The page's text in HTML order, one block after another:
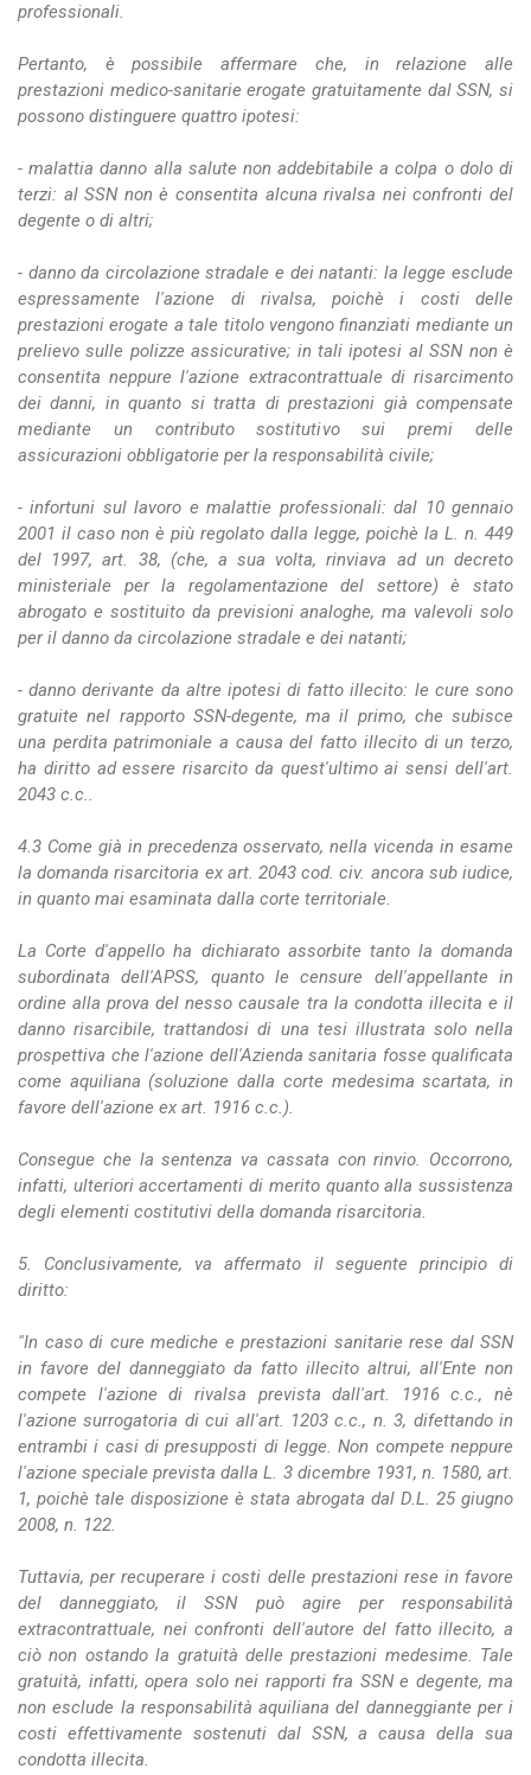
professionali.
Pertanto, è possibile affermare che, in relazione alle
prestazioni medico-sanitarie erogate gratuitamente dal SSN, si
possono distinguere quattro ipotesi:
- malattia danno alla salute non addebitabile a colpa o dolo di
terzi: al SSN non è consentita alcuna rivalsa nei confronti del
degente o di altri;
- danno da circolazione stradale e dei natanti: la legge esclude
espressamente l'azione di rivalsa, poichè i costi delle
prestazioni erogate a tale titolo vengono finanziati mediante un
prelievo sulle polizze assicurative; in tali ipotesi al SSN non è
consentita neppure l'azione extracontrattuale di risarcimento
dei danni, in quanto si tratta di prestazioni già compensate
mediante un contributo sostitutivo sui premi delle
assicurazioni obbligatorie per la responsabilità civile;
- infortuni sul lavoro e malattie professionali: dal 10 gennaio
2001 il caso non è più regolato dalla legge, poichè la L. n. 449
del 1997, art. 38, (che, a sua volta, rinviava ad un decreto
ministeriale per la regolamentazione del settore) è stato
abrogato e sostituito da previsioni analoghe, ma valevoli solo
per il danno da circolazione stradale e dei natanti;
- danno derivante da altre ipotesi di fatto illecito: le cure sono
gratuite nel rapporto SSN-degente, ma il primo, che subisce
una perdita patrimoniale a causa del fatto illecito di un terzo,
ha diritto ad essere risarcito da quest'ultimo ai sensi dell'art.
2043 c.c..
4.3 Come già in precedenza osservato, nella vicenda in esame
la domanda risarcitoria ex art. 2043 cod. civ. ancora sub iudice,
in quanto mai esaminata dalla corte territoriale.
La Corte d'appello ha dichiarato assorbite tanto la domanda
subordinata dell'APSS, quanto le censure dell'appellante in
ordine alla prova del nesso causale tra la condotta illecita e il
danno risarcibile, trattandosi di una tesi illustrata solo nella
prospettiva che l'azione dell'Azienda sanitaria fosse qualificata
come aquiliana (soluzione dalla corte medesima scartata, in
favore dell'azione ex art. 1916 c.c.).
Consegue che la sentenza va cassata con rinvio. Occorrono,
infatti, ulteriori accertamenti di merito quanto alla sussistenza
degli elementi costitutivi della domanda risarcitoria.
5. Conclusivamente, va affermato il seguente principio di
diritto:
"In caso di cure mediche e prestazioni sanitarie rese dal SSN
in favore del danneggiato da fatto illecito altrui, all'Ente non
compete l'azione di rivalsa prevista dall'art. 1916 c.c., nè
l'azione surrogatoria di cui all'art. 1203 c.c., n. 3, difettando in
entrambi i casi di presupposti di legge. Non compete neppure
l'azione speciale prevista dalla L. 3 dicembre 1931, n. 1580, art.
1, poichè tale disposizione è stata abrogata dal D.L. 25 giugno
2008, n. 122.
Tuttavia, per recuperare i costi delle prestazioni rese in favore
del danneggiato, il SSN può agire per responsabilità
extracontrattuale, nei confronti dell'autore del fatto illecito, a
ciò non ostando la gratuità delle prestazioni medesime. Tale
gratuità, infatti, opera solo nei rapporti fra SSN e degente, ma
non esclude la responsabilità aquiliana del danneggiante per i
costi effettivamente sostenuti dal SSN, a causa della sua
condotta illecita.